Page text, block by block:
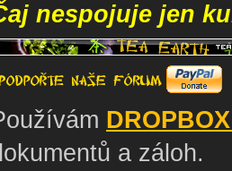
nespojuje jen
a záloh.